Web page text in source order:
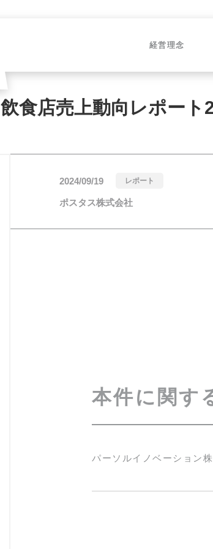
経営理念
飲食店売上動向レポート
2024/09/19 レポート
ポスタス株式会社
本件に関す
パーソルイノベーション